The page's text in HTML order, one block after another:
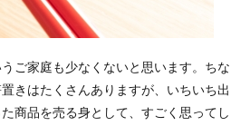
ご家庭も少なくないと思います。ちな
きはたくさんありますが、いちいち出
商品を売る身として、すごく思ってし